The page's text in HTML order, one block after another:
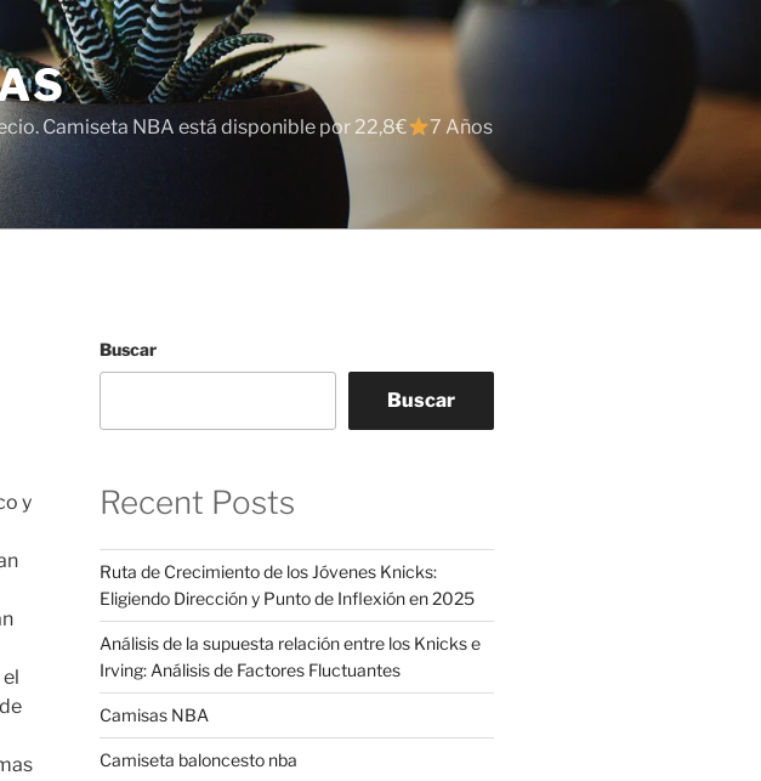
Camiseta NBA está disponible por 22,8€
7 Años
y
Buscar
Buscar
Recent Posts
Ruta de Crecimiento de los Jóvenes Knicks:
Eligiendo Dirección y Punto de Inflexión en 2025
Análisis de la supuesta relación entre los Knicks e
Irving: Análisis de Factores Fluctuantes
Camisas NBA
Camiseta baloncesto nba